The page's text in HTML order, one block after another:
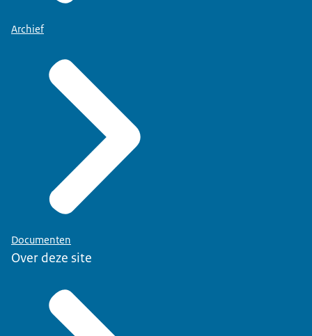
Archief
Documenten
Over deze site